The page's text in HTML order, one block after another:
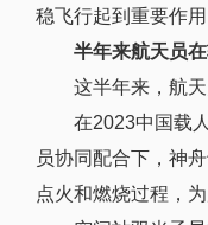
稳飞行起到重要作用
半年来航天员
这半年来，航
在2023中国载
员协同配合下，神
点火和燃烧过程，